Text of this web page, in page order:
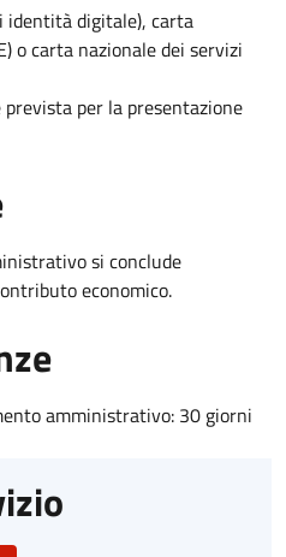
identità digitale), carta
o carta nazionale dei servizi
per la presentazione
si conclude
economico.
amministrativo: 30 giorni